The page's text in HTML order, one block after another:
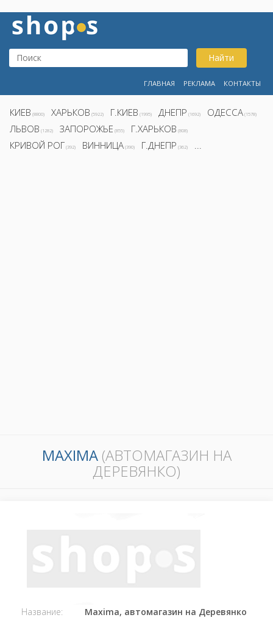
Найти
ГЛАВНАЯ РЕКЛАМА КОНТАКТЫ
КИЕВ (8800) ХАРЬКОВ (5922) Г.КИЕВ (1995) ДНЕПР (1692) ОДЕССА (1578)
ЛЬВОВ (1282) ЗАПОРОЖЬЕ (855) Г.ХАРЬКОВ (808)
КРИВОЙ РОГ (392) ВИННИЦА (390) Г.ДНЕПР (362) ...
MAXIMA (АВТОМАГАЗИН НА
ДЕРЕВЯНКО)
Название:
Maxima, автомагазин на Деревянко